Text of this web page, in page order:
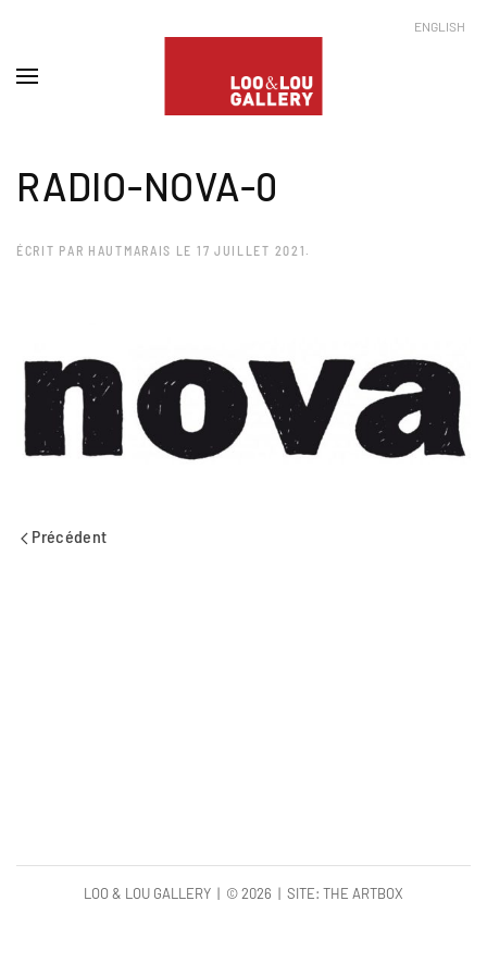
ENGLISH
RADIO-NOVA-0
ÉCRIT PAR HAUTMARAIS LE 17 JUILLET 2021 .
Précédent
LOO & LOU GALLERY | ©2026 | SITE: THE ARTBOX